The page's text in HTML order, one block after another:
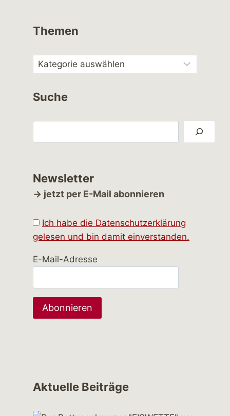
Themen
Suche
Newsletter
→ jetzt per E-Mail abonnieren
Ich habe die Datenschutzerklärung
gelesen und bin damit einverstanden.
E-Mail-Adresse
Aktuelle Beiträge